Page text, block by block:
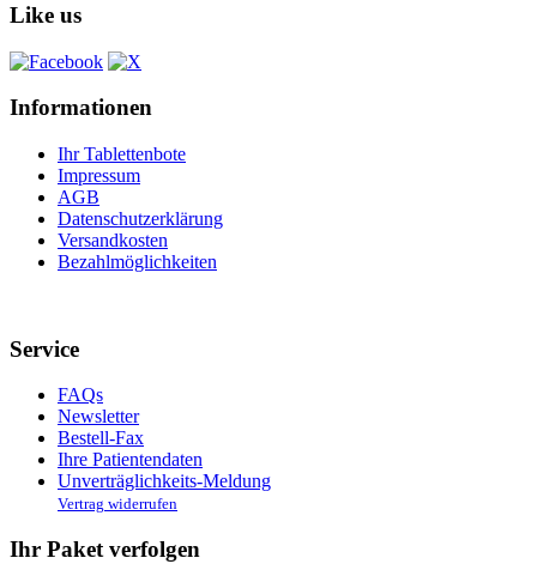
Like us
Informationen
Ihr Tablettenbote
Impressum
AGB
Datenschutzerklärung
Versandkosten
Bezahlmöglichkeiten
Service
FAQs
Newsletter
Bestell-Fax
Ihre Patientendaten
Unverträglichkeits-Meldung
Vertrag widerrufen
Ihr Paket verfolgen